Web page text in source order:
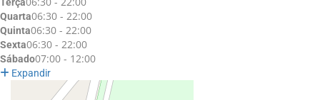
Quarta06:30 - 22:00
Quinta06:30 - 22:00
Sexta06:30 - 22:00
Sábado07:00 - 12:00
Expandir